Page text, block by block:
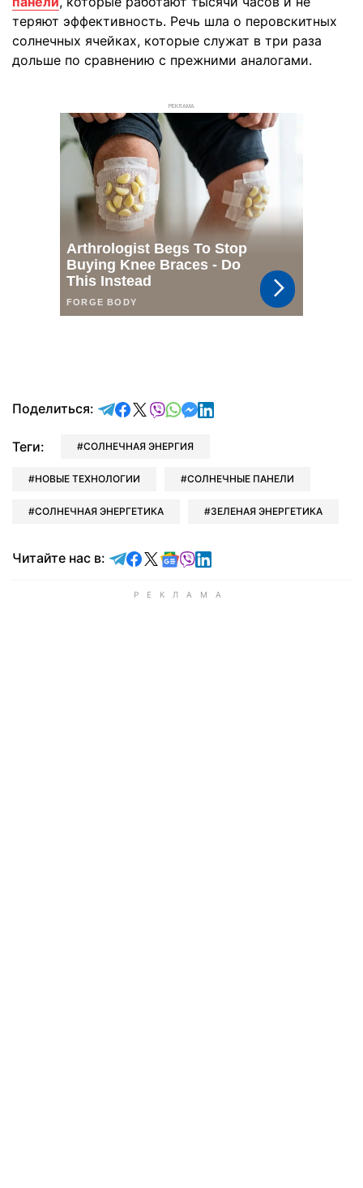
теряют эффективность. Речь шла о перовскитных
солнечных ячейках, которые служат в три раза
дольше по сравнению с прежними аналогами.
РЕКЛАМА
Поделиться: отправить в Telegram
поделиться в Facebook
поделиться в X
отправить в Viber
отправить в Whatsapp
отправить в Messenger
отправить в LinkedIn
Теги: СОЛНЕЧНАЯ ЭНЕРГИЯ
НОВЫЕ ТЕХНОЛОГИИ СОЛНЕЧНЫЕ ПАНЕЛИ
СОЛНЕЧНАЯ ЭНЕРГЕТИКА ЗЕЛЕНАЯ ЭНЕРГЕТИКА
Читайте нас в: Читайте в Telegram
Читайте в Facebook
Читайте в X
Читайте в Google news
Читайте в Viber
Читайте в LinkedIn